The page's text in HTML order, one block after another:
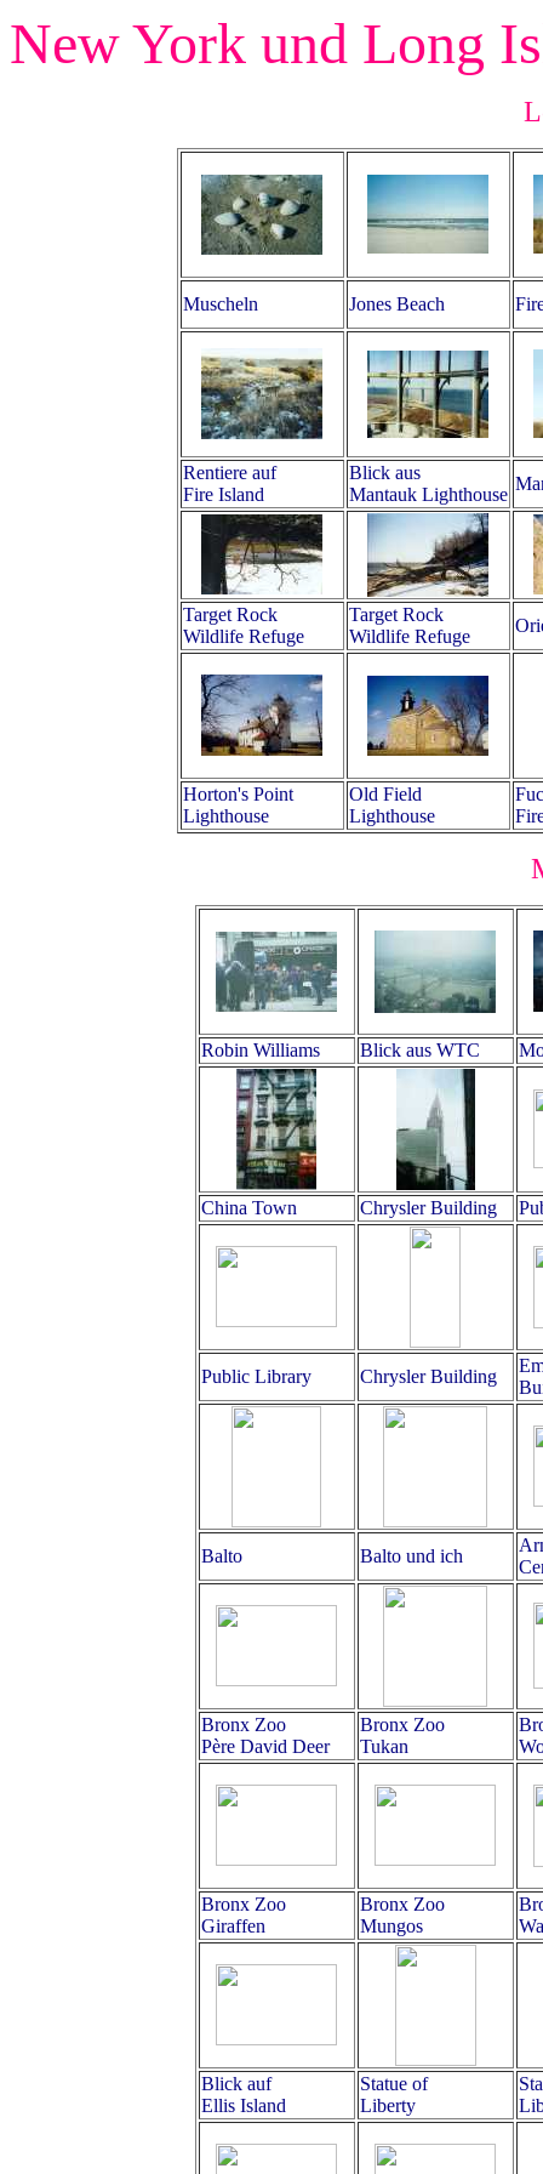
New York und Long
Muscheln Jones Beach
Rentiere auf
Fire Island
Blick aus
Mantauk Lighthouse
Target Rock
Wildlife Refuge
Target Rock
Wildlife Refuge
Horton's Point
Lighthouse
Old Field
Lighthouse
Robin Williams Blick aus WTC
China Town Chrysler Building
Public Library Chrysler Building
Balto Balto und ich
Bronx Zoo
Père David Deer
Bronx Zoo
Tukan
Bronx Zoo
Giraffen
Bronx Zoo
Mungos
Blick auf
Ellis Island
Statue of
Liberty